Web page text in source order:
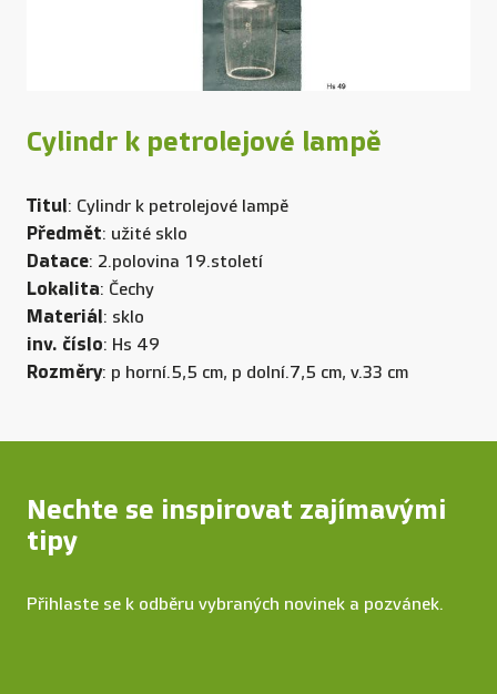
Cylindr k petrolejové lampě
Titul: Cylindr k petrolejové lampě
Předmět: užité sklo
Datace: 2.polovina 19.století
Lokalita: Čechy
Materiál: sklo
inv. číslo: Hs 49
Rozměry: p horní.5,5 cm, p dolní.7,5 cm, v.33 cm
Nechte se inspirovat zajímavými
tipy
Přihlaste se k odběru vybraných novinek a pozvánek.